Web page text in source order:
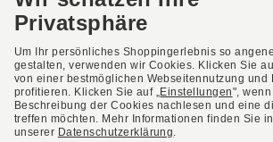
AGB Barrierefreiheit
Datenschutzerklärung